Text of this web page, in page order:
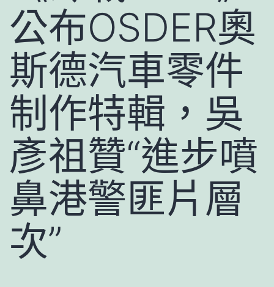
公布OSDER奧
斯德汽車零件
制作特輯，吳
彥祖贊“進步噴
鼻港警匪片層
次”